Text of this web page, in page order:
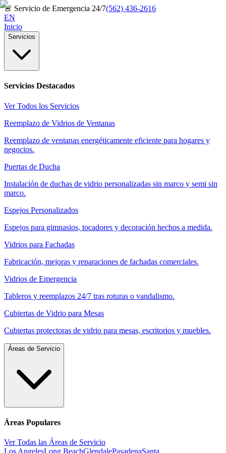
🚨 Servicio de Emergencia 24/7(562) 436-2616
EN
Inicio
Servicios
Servicios Destacados
Ver Todos los Servicios
Reemplazo de Vidrios de Ventanas
Reemplazo de ventanas energéticamente eficiente para hogares y
negocios.
Puertas de Ducha
Instalación de duchas de vidrio personalizadas sin marco y semi sin
marco.
Espejos Personalizados
Espejos para gimnasios, tocadores y decoración hechos a medida.
Vidrios para Fachadas
Fabricación, mejoras y reparaciones de fachadas comerciales.
Vidrios de Emergencia
Tableros y reemplazos 24/7 tras roturas o vandalismo.
Cubiertas de Vidrio para Mesas
Cubiertas protectoras de vidrio para mesas, escritorios y muebles.
Áreas de Servicio
Áreas Populares
Ver Todas las Áreas de Servicio
Los AngelesLong BeachGlendalePasadenaSanta